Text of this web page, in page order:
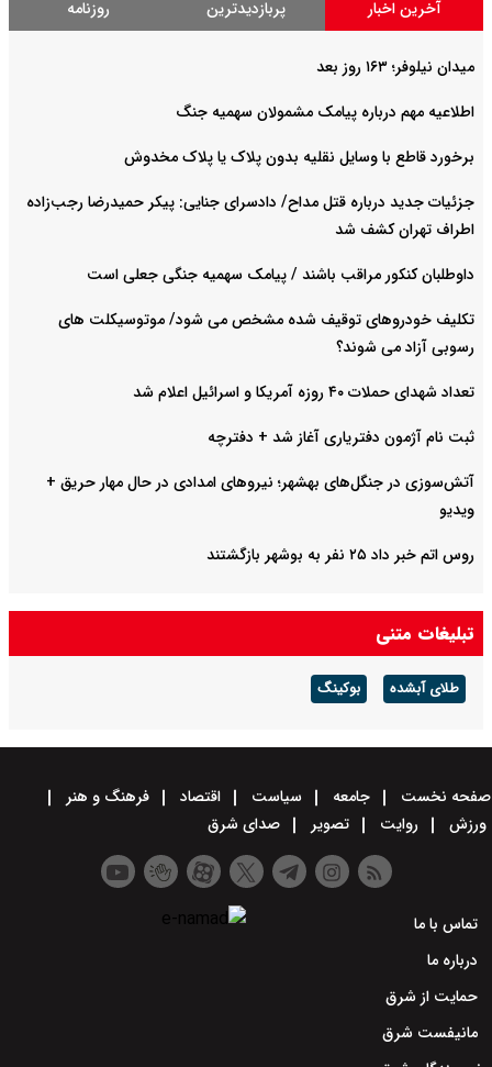
آخرین اخبار پربازدیدترین روزنامه
میدان نیلوفر؛ ۱۶۳ روز بعد
اطلاعیه مهم درباره پیامک مشمولان سهمیه جنگ
برخورد قاطع با وسایل نقلیه بدون پلاک یا پلاک مخدوش
جزئیات جدید درباره قتل مداح/ دادسرای جنایی: پیکر حمیدرضا رجب‌زاده
اطراف تهران کشف شد
داوطلبان کنکور مراقب باشند / پیامک سهمیه جنگی جعلی است
تکلیف خودروهای توقیف شده مشخص می شود/ موتوسیکلت های
رسوبی آزاد می شوند؟
تعداد شهدای حملات ۴۰ روزه آمریکا و اسرائیل اعلام شد
ثبت نام آژمون دفتریاری آغاز شد + دفترچه
آتش‌سوزی در جنگل‌های بهشهر؛ نیرو‌های امدادی در حال مهار حریق +
ویدیو
روس اتم خبر داد ۲۵ نفر به بوشهر بازگشتند
تبلیغات متنی
طلای آبشده بوکینگ
صفحه نخست جامعه سیاست اقتصاد
فرهنگ و هنر
ورزش
روایت تصویر صدای شرق
تماس با ما
درباره ما
حمایت از شرق
مانیفست شرق